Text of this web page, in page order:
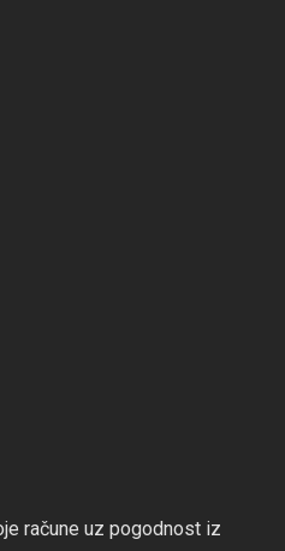
račune uz pogodnost iz